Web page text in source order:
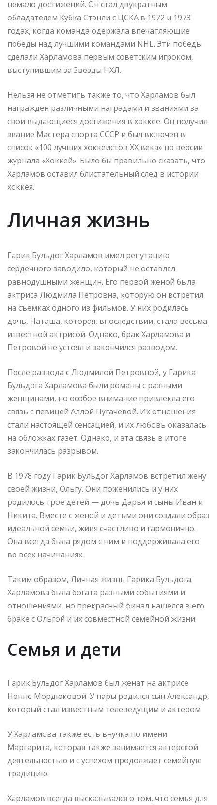
немало достижений. Он стал двукратным
обладателем Кубка Стэнли с ЦСКА в 1972 и 1973
годах, когда команда одержала впечатляющие
победы над лучшими командами NHL. Эти победы
сделали Харламова первым советским игроком,
выступившим за Звезды НХЛ.
Нельзя не отметить также то, что Харламов был
награжден различными наградами и званиями за
свои выдающиеся достижения в хоккее. Он получил
звание Мастера спорта СССР и был включен в
список «100 лучших хоккеистов XX века» по версии
журнала «Хоккей». Было бы правильно сказать, что
Харламов оставил блистательный след в истории
хоккея.
Личная жизнь
Гарик Бульдог Харламов имел репутацию
сердечного заводило, который не оставлял
равнодушными женщин. Его первой женой была
актриса Людмила Петровна, которую он встретил
на съемках одного из фильмов. У них родилась
дочь, Наташа, которая, впоследствии, стала весьма
известной актрисой. Однако, брак Харламова и
Петровой не устоял и закончился разводом.
После развода с Людмилой Петровной, у Гарика
Бульдога Харламова были романы с разными
женщинами, но особое внимание привлекла его
связь с певицей Аллой Пугачевой. Их отношения
стали настоящей сенсацией, и их любовь оказалась
на обложках газет. Однако, и эта связь в итоге
закончилась разрывом.
В 1978 году Гарик Бульдог Харламов встретил жену
своей жизни, Ольгу. Они поженились и у них
родилось трое детей — дочь Дарья и сыны Иван и
Никита. Вместе с женой и детьми они создали образ
идеальной семьи, живя счастливо и гармонично.
Она всегда была рядом с ним и поддерживала его
во всех начинаниях.
Таким образом, Личная жизнь Гарика Бульдога
Харламова была богата разными событиями и
отношениями, но прекрасный финал нашелся в его
браке с Ольгой и их совместной семейной жизни.
Семья и дети
Гарик Бульдог Харламов был женат на актрисе
Нонне Мордюковой. У пары родился сын Александр,
который стал известным телеведущим и актером.
У Харламова также есть внучка по имени
Маргарита, которая также занимается актерской
деятельностью и с успехом продолжает семейную
традицию.
Харламов всегда высказывался о том, что семья для